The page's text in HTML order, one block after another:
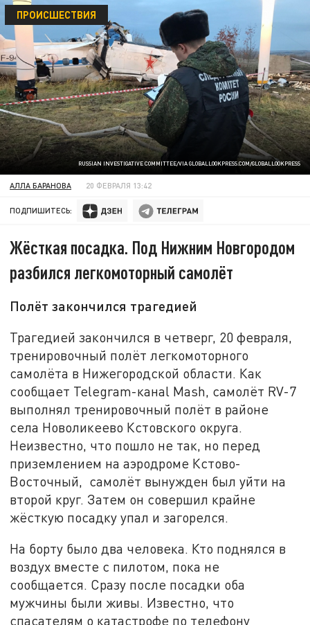
RUSSIAN INVESTIGATIVE COMMITTEE/VIA GLOBALLOOKPRESS.COM/GLOBALLOOKPRESS
ПРОИСШЕСТВИЯ
АЛЛА БАРАНОВА 20 ФЕВРАЛЯ 13:42
ПОДПИШИТЕСЬ:
Жёсткая посадка. Под Нижним Новгородом
разбился легкомоторный самолёт
Полёт закончился трагедией
Трагедией закончился в четверг, 20 февраля,
тренировочный полёт легкомоторного
самолёта в Нижегородской области. Как
сообщает Telegram-канаl Mash, самолёт RV-7
выполнял тренировочный полёт в районе
села Новоликеево Кстовского округа.
Неизвестно, что пошло не так, но перед
приземлением на аэродроме Кстово-
Восточный, самолёт вынужден был уйти на
второй круг. Затем он совершил крайне
жёсткую посадку упал и загорелся.
На борту было два человека. Кто поднялся в
воздух вместе с пилотом, пока не
сообщается. Сразу после посадки оба
мужчины были живы. Известно, что
спасателям о катастрофе по телефону